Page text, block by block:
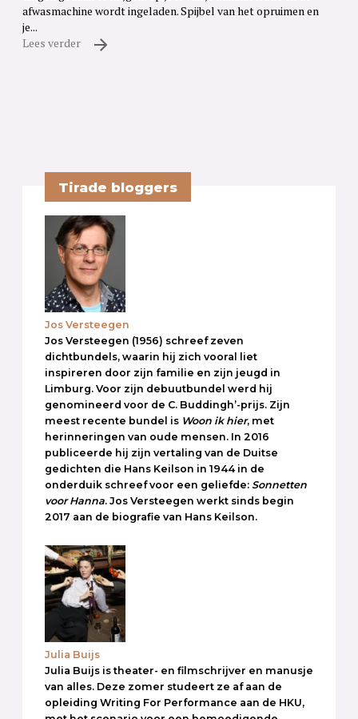
afwasmachine wordt ingeladen. Spijbel van het opruimen en
je...
Lees verder
Tirade bloggers
Jos Versteegen
Jos Versteegen (1956) schreef zeven
dichtbundels, waarin hij zich vooral liet
inspireren door zijn familie en zijn jeugd in
Limburg. Voor zijn debuutbundel werd hij
genomineerd voor de C. Buddingh’-prijs. Zijn
meest recente bundel is Woon ik hier, met
herinneringen van oude mensen. In 2016
publiceerde hij zijn vertaling van de Duitse
gedichten die Hans Keilson in 1944 in de
onderduik schreef voor een geliefde: Sonnetten
voor Hanna. Jos Versteegen werkt sinds begin
2017 aan de biografie van Hans Keilson.
Julia Buijs
Julia Buijs is theater- en filmschrijver en manusje
van alles. Deze zomer studeert ze af aan de
opleiding Writing For Performance aan de HKU,